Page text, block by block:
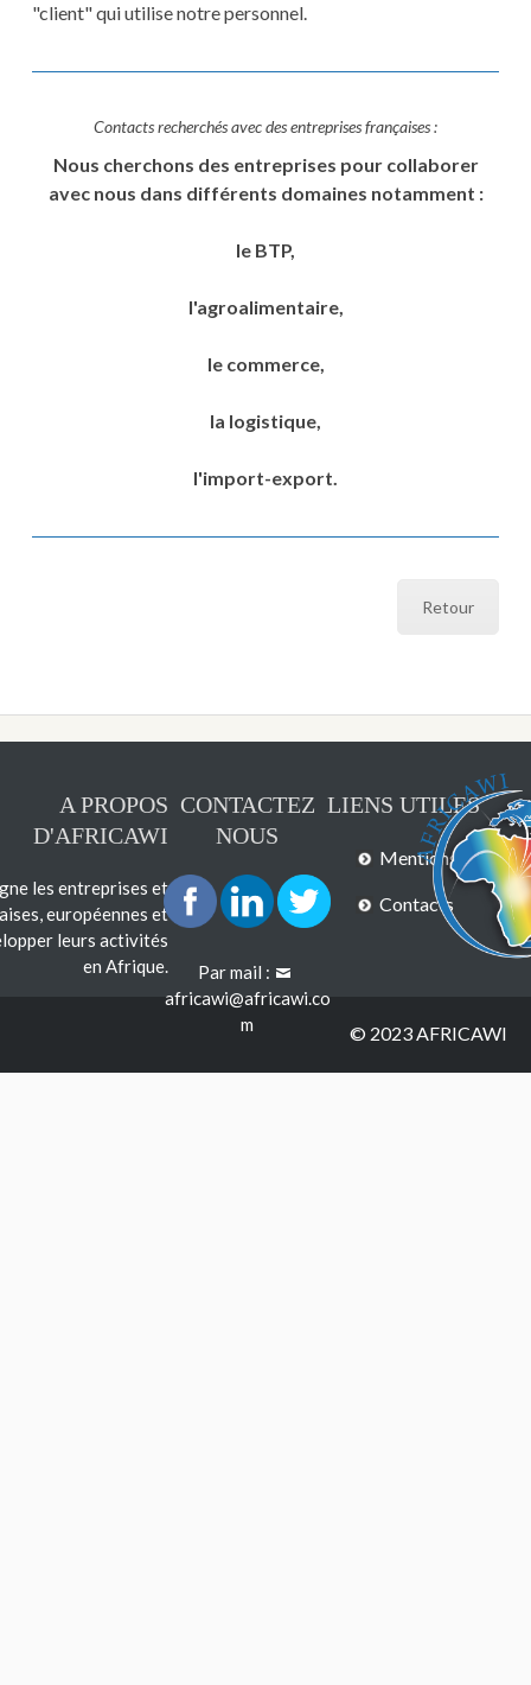
"client" qui utilise notre personnel.
Contacts recherchés avec des entreprises françaises :
Nous cherchons des entreprises pour collaborer
avec nous dans différents domaines notamment :
le BTP,
l'agroalimentaire,
le commerce,
la logistique,
l'import-export.
Retour
A PROPOS
D'AFRICAWI
les entreprises et
européennes et
leurs activités
en Afrique.
CONTACTEZ
NOUS
Par mail :
africawi@africawi.co
m
LIENS UTILES
Mentions légales
Contacts
© 2023 AFRICAWI